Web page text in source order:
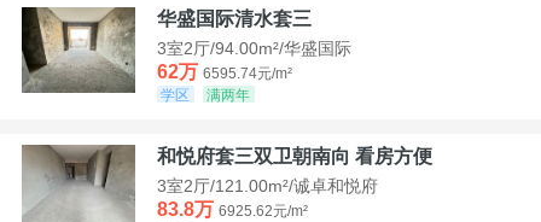
华盛国际清水套三
3室2厅/94.00m²/华盛国际
62万 6595.74元/m²
学区
满两年
和悦府套三双卫朝南向 看房方便
3室2厅/121.00m²/诚卓和悦府
83.8万 6925.62元/m²